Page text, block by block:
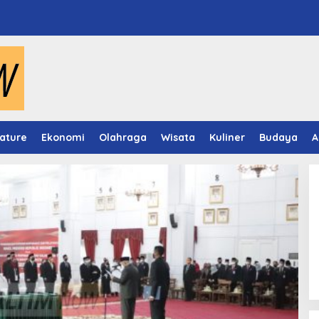
Ekonomi Olahraga Wisata Kuliner Budaya
Video Mapping Museum
Mulawarman Hidupkan
Putri Karang Melenu